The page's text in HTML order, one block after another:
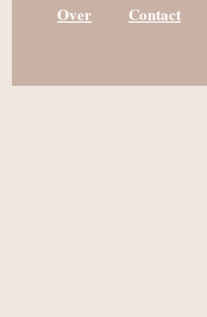
Over Contact